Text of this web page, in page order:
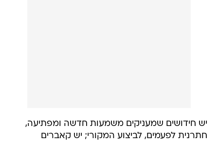
יש חידושים שמעניקים משמעות חדשה ומפתיעה,
חתרנית לפעמים, לביצוע המקורי; יש קאברים